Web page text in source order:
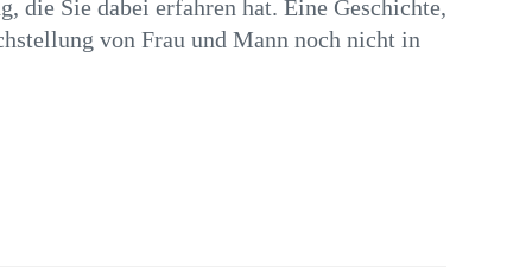
die Sie dabei erfahren hat. Eine Geschichte,
von Frau und Mann noch nicht in